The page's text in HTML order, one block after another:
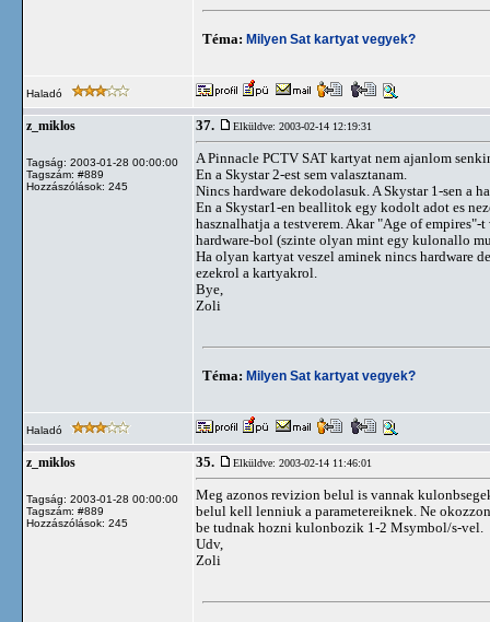
Téma: Milyen Sat kartyat vegyek?
Haladó
z_miklos
Tagság: 2003-01-28 00:00:00
Tagszám: #889
Hozzászólások: 245
37. Elküldve: 2003-02-14 12:19:31
A Pinnacle PCTV SAT kartyat nem ajanlom
En a Skystar 2-est sem valasztanam.
Nincs hardware dekodolasuk. A Skystar 1-sen a
En a Skystar1-en beallitok egy kodolt adot es
hasznalhatja a testverem. Akar "Age of
hardware-bol (szinte olyan mint egy kulonallo
Ha olyan kartyat veszel aminek nincs hardware
ezekrol a kartyakrol.
Bye,
Zoli
Téma: Milyen Sat kartyat vegyek?
Haladó
z_miklos
Tagság: 2003-01-28 00:00:00
Tagszám: #889
Hozzászólások: 245
35. Elküldve: 2003-02-14 11:46:01
Meg azonos revizion belul is vannak
belul kell lenniuk a parametereiknek. Ne
be tudnak hozni kulonbozik 1-2 Msymbol/s-vel.
Udv,
Zoli